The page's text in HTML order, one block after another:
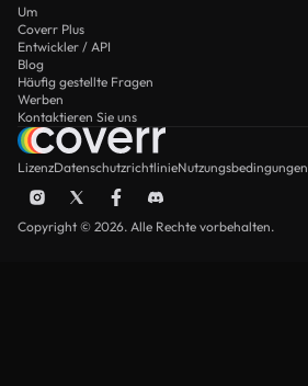
Um
Coverr Plus
Entwickler / API
Blog
Häufig gestellte Fragen
Werben
Kontaktieren Sie uns
LizenzDatenschutzrichtlinieNutzungsbedingungen
Copyright © 2026. Alle Rechte vorbehalten.